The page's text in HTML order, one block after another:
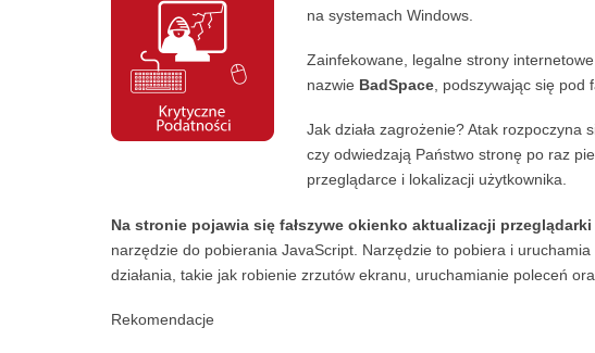
na systemach Windows.
Zainfekowane, legalne strony
nazwie BadSpace , podszywając się pod
Jak działa zagrożenie? Atak rozpoczyna
czy odwiedzają Państwo stronę po raz
przeglądarce i lokalizacji użytkownika.
Na stronie pojawia się fałszywe okienko aktualizacji
narzędzie do pobierania JavaScript. Narzędzie to pobiera i uruchamia
działania, takie jak robienie zrzutów ekranu, uruchamianie poleceń
Rekomendacje